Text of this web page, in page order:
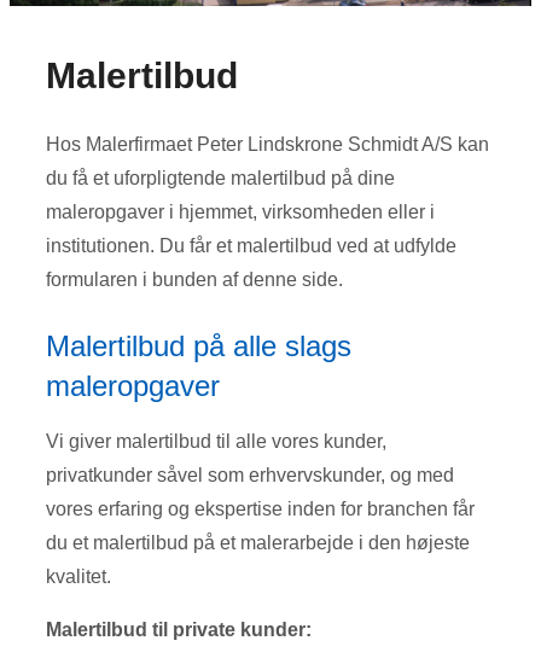
Malertilbud
Hos Malerfirmaet Peter Lindskrone Schmidt A/S kan
du få et uforpligtende malertilbud på dine
maleropgaver i hjemmet, virksomheden eller i
institutionen. Du får et malertilbud ved at udfylde
formularen i bunden af denne side.
Malertilbud på alle slags
maleropgaver
Vi giver malertilbud til alle vores kunder,
privatkunder såvel som erhvervskunder, og med
vores erfaring og ekspertise inden for branchen får
du et malertilbud på et malerarbejde i den højeste
kvalitet.
Malertilbud til private kunder: